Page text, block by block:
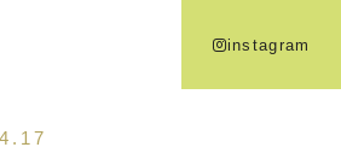
instagram